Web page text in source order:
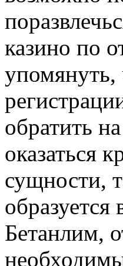
казино по
упомянуть,
обратить
оказаться
сущности,
образуется
Бетанлим,